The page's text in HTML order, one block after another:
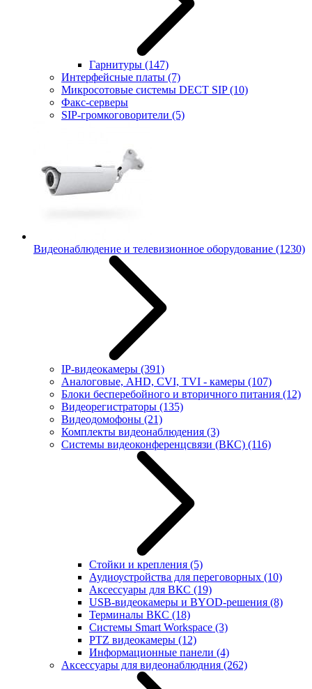
Гарнитуры (147)
Интерфейсные платы (7)
Микросотовые системы DECT SIP(10)
Факс-серверы
SIP-громкоговорители (5)
Видеонаблюдение и телевизионное оборудование (1230)
IP-видеокамеры (391)
Аналоговые, AHD, CVI, TVI - камеры (107)
Блоки бесперебойного и вторичного питания (12)
Видеорегистраторы (135)
Видеодомофоны (21)
Комплекты видеонаблюдения (3)
Системы видеоконференцсвязи (ВКС) (116)
Стойки и крепления (5)
Аудиоустройства для переговорных (10)
Аксессуары для ВКС (19)
USB-видеокамеры и BYOD-решения (8)
Терминалы ВКС (18)
Системы Smart Workspace (3)
PTZ видеокамеры (12)
Информационные панели (4)
Аксессуары для видеонаблюдния (262)